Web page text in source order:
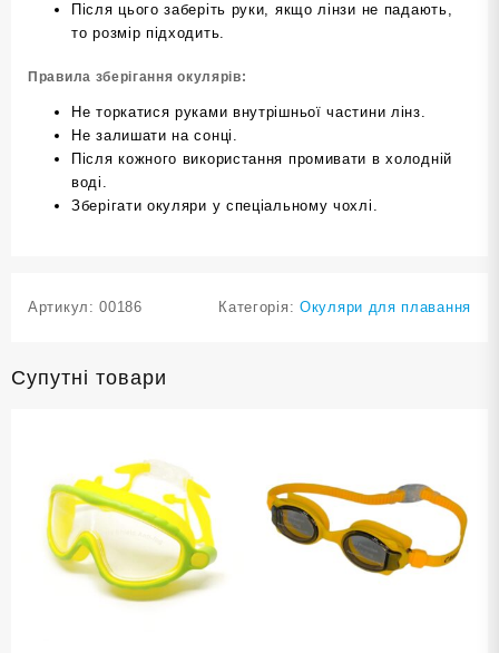
Після цього заберіть руки, якщо лінзи не падають,
то розмір підходить.
Правила зберігання окулярів:
Не торкатися руками внутрішньої частини лінз.
Не залишати на сонці.
Після кожного використання промивати в холодній
воді.
Зберігати окуляри у спеціальному чохлі.
Артикул:00186 Категорія: Окуляри для плавання
Супутні товари